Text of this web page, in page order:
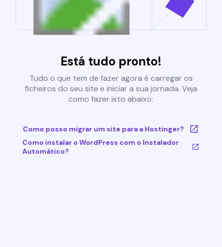
Está tudo pronto!
Tudo o que tem de fazer agora é carregar os
ficheiros do seu site e iniciar a sua jornada. Veja
como fazer isto abaixo:
Como posso migrar um site para a Hostinger?
Como instalar o WordPress com o Instalador
Automático?